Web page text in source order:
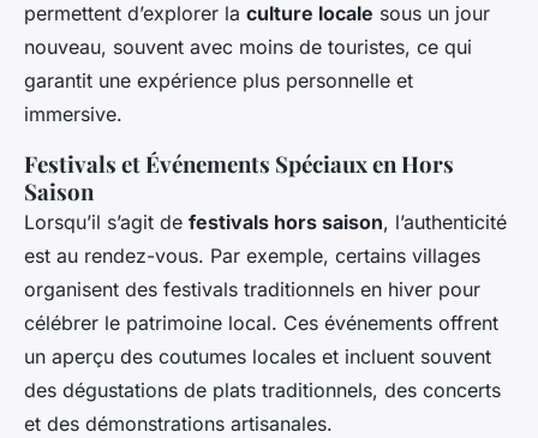
permettent d’explorer la culture locale sous un jour
nouveau, souvent avec moins de touristes, ce qui
garantit une expérience plus personnelle et
immersive.
Festivals et Événements Spéciaux en Hors
Saison
Lorsqu’il s’agit de festivals hors saison, l’authenticité
est au rendez-vous. Par exemple, certains villages
organisent des festivals traditionnels en hiver pour
célébrer le patrimoine local. Ces événements offrent
un aperçu des coutumes locales et incluent souvent
des dégustations de plats traditionnels, des concerts
et des démonstrations artisanales.